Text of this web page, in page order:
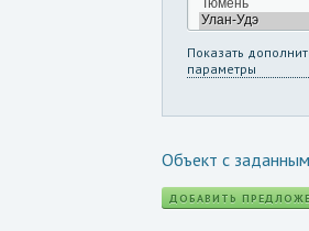
Показать
параметры
Объект с
ДОБАВИТЬ